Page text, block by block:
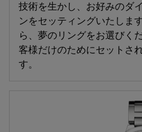
技術を生かし、お好みのダ
ンをセッティングいたしま
ら、夢のリングをお選びく
客様だけのためにセットさ
す。